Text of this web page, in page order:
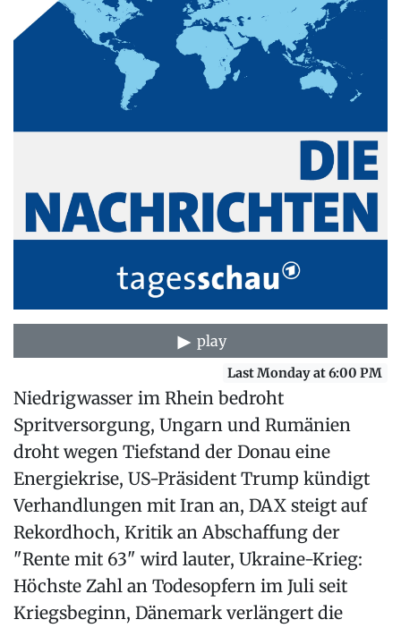
play
Last Monday at 6:00 PM
Niedrigwasser im Rhein bedroht
Spritversorgung, Ungarn und Rumänien
droht wegen Tiefstand der Donau eine
Energiekrise, US-Präsident Trump kündigt
Verhandlungen mit Iran an, DAX steigt auf
Rekordhoch, Kritik an Abschaffung der
"Rente mit 63" wird lauter, Ukraine-Krieg:
Höchste Zahl an Todesopfern im Juli seit
Kriegsbeginn, Dänemark verlängert die